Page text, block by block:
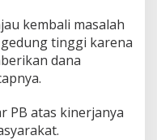
kembali masalah
tinggi karena
dana
PB atas kinerjanya